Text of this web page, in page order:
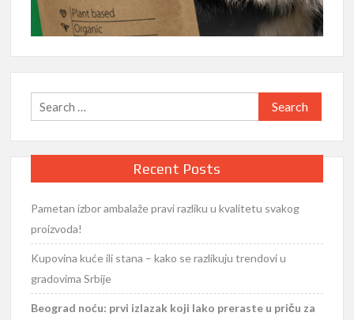
Search
for:
Recent Posts
Pametan izbor ambalaže pravi razliku u kvalitetu svakog
proizvoda!
Kupovina kuće ili stana – kako se razlikuju trendovi u
gradovima Srbije
Beograd noću: prvi izlazak koji lako preraste u priču za